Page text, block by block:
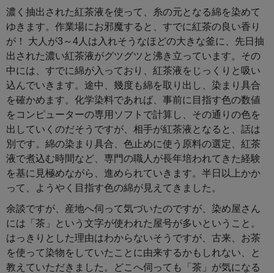
濃く抽出された紅茶液を使って、糸の元となる綿を染めて
ゆきます。作業場にお邪魔すると、すでに紅茶の良い香り
が！ 大人が3～4人は入れそうなほどの大きな釜に、先日抽
出された濃い紅茶液がグツグツと沸き立っています。その
中には、すでに綿が入っており、紅茶液をじっくりと吸い
込んでいきます。途中、幾度も綿を取り出し、染まり具合
を確かめます。化学染料であれば、事前に目指す色の数値
をコンピューターの専用ソフトで計算し、その通りの色を
出していくのだそうですが、相手が紅茶液となると、話は
別です。綿の染まり具合、色止めに使う原料の選定、紅茶
液で煮込む時間など、専門の職人が長年培われてきた経験
を基に見極めながら、進められていきます。半日以上かか
って、ようやく目指す色の綿が見えてきました。
余談ですが、産地へ伺って気づいたのですが、染め屋さん
には「茶」という文字が使われた屋号が多いということ。
はっきりとした理由はわからないそうですが、古来、お茶
を使って染物をしていたことに由来するかもしれない、と
教えていただきました。どこへ伺っても「茶」が気になる